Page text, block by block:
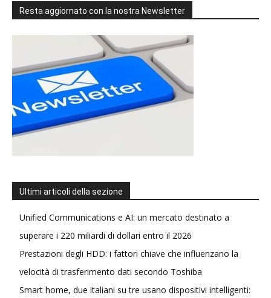
Resta aggiornato con la nostra Newsletter
Ultimi articoli della sezione
Unified Communications e AI: un mercato destinato a
superare i 220 miliardi di dollari entro il 2026
Prestazioni degli HDD: i fattori chiave che influenzano la
velocità di trasferimento dati secondo Toshiba
Smart home, due italiani su tre usano dispositivi intelligenti: